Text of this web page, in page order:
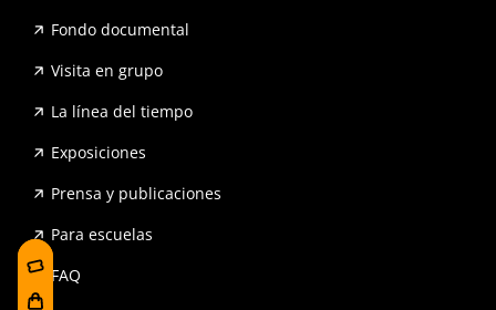
Fondo documental
Visita en grupo
La línea del tiempo
Exposiciones
Prensa y publicaciones
Para escuelas
FAQ